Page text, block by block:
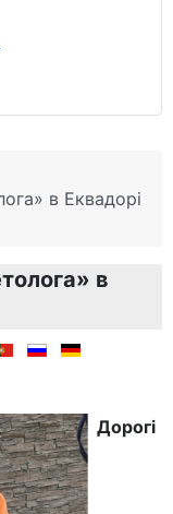
в Еквадорі
в
Дорогі